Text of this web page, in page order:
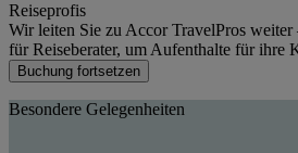
Reiseprofis
Wir leiten Sie zu Accor TravelPros weiter
für Reiseberater, um Aufenthalte für ihre
Buchung fortsetzen
Besondere Gelegenheiten